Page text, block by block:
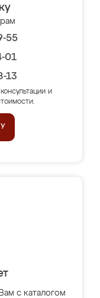
55
01
13
и
с каталогом